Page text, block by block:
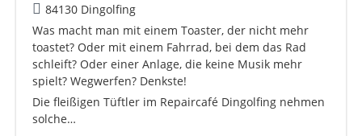
84130 Dingolfing
Was macht man mit einem Toaster, der nicht mehr
toastet? Oder mit einem Fahrrad, bei dem das Rad
schleift? Oder einer Anlage, die keine Musik mehr
spielt? Wegwerfen? Denkste!
Die fleißigen Tüftler im Repaircafé Dingolfing nehmen
solche…